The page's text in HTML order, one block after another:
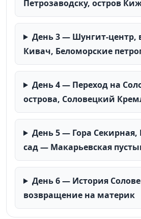
Петрозаводску, остров
День 3 — Шунгит-центр,
Кивач, Беломорские
День 4 — Переход на
острова, Соловецкий
День 5 — Гора
сад — Макарьевская
День 6 — История
возвращение на материк